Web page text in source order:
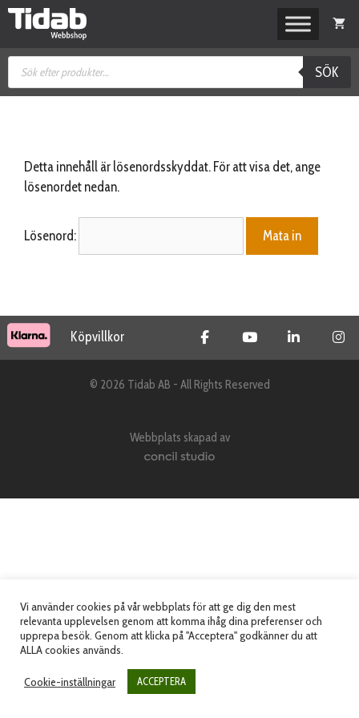
Hoppa
Produktsökning
SÖK
Detta innehåll är lösenordsskyddat. För att visa det, ange
lösenordet nedan.
Lösenord:
Köpvillkor
© 2026 Tidab AB - All Rights Reserved
Webbplats skapad av
Vi använder cookies på vår webbplats för att ge dig den mest
relevanta upplevelsen genom att komma ihåg dina preferenser och
upprepa besök. Genom att klicka på "Acceptera" godkänner du att
ALLA cookies används.
Cookie-inställningar ACCEPTERA